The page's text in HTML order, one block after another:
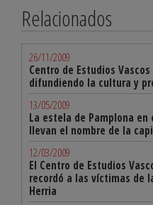
Relacionados
26/11/2009
Centro de Estudios
difundiendo la cultura y
13/05/2009
La estela de Pamplona
llevan el nombre de la
12/03/2009
El Centro de Estudios
recordó a las víctimas de
Herria